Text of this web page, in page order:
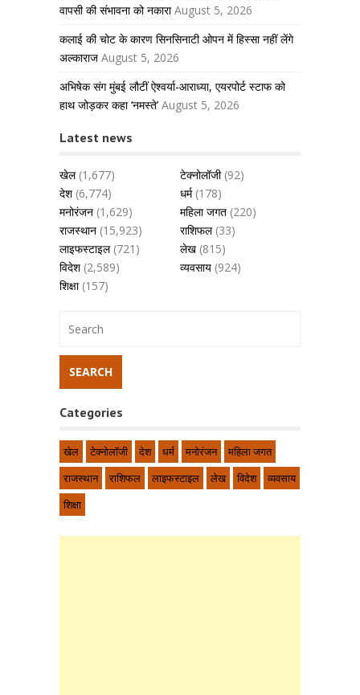
वापसी की संभावना को नकारा August 5, 2026
कलाई की चोट के कारण सिनसिनाटी ओपन में हिस्सा नहीं लेंगे
अल्काराज August 5, 2026
अभिषेक संग मुंबई लौटीं ऐश्वर्या-आराध्या, एयरपोर्ट स्टाफ को
हाथ जोड़कर कहा ‘नमस्ते’ August 5, 2026
Latest news
खेल(1,677) टेक्नोलॉजी(92)
देश(6,774) धर्म(178)
मनोरंजन (1,629) महिला जगत (220)
राजस्थान (15,923) राशिफल(33)
लाइफस्टाइल(721) लेख (815)
विदेश(2,589) व्यवसाय (924)
शिक्षा(157)
Categories
खेल टेक्नोलॉजी देश धर्म मनोरंजन
महिला जगत
राजस्थान
राशिफल लाइफस्टाइल लेख विदेश
व्यवसाय
शिक्षा